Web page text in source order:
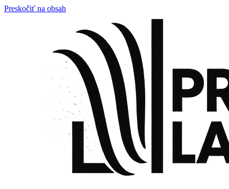
Preskočiť na obsah